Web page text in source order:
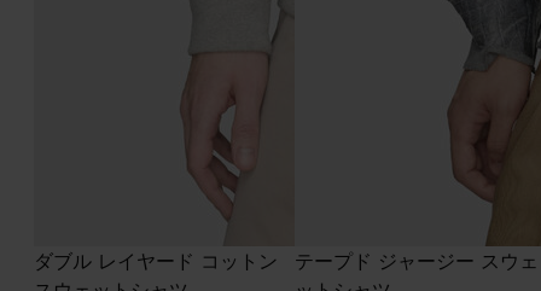
ダブル レイヤード コットン
テープド ジャージー スウェ